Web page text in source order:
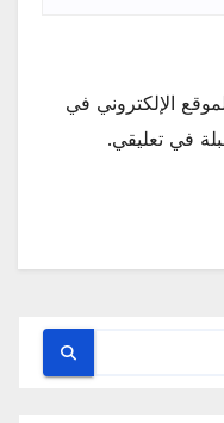
الإلكتروني في
في تعليقي.